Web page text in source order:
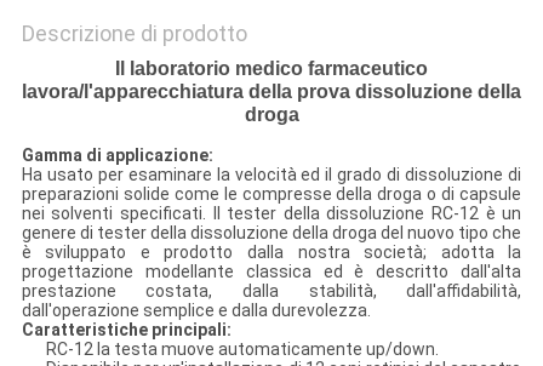
Descrizione di prodotto
Il laboratorio medico farmaceutico
lavora/l'apparecchiatura della prova dissoluzione della
droga
Gamma di applicazione:
Ha usato per esaminare la velocità ed il grado di dissoluzione di
preparazioni solide come le compresse della droga o di capsule
nei solventi specificati. Il tester della dissoluzione RC-12 è un
genere di tester della dissoluzione della droga del nuovo tipo che
è sviluppato e prodotto dalla nostra società; adotta la
progettazione modellante classica ed è descritto dall'alta
prestazione costata, dalla stabilità, dall'affidabilità,
dall'operazione semplice e dalla durevolezza.
Caratteristiche principali:
RC-12 la testa muove automaticamente up/down.